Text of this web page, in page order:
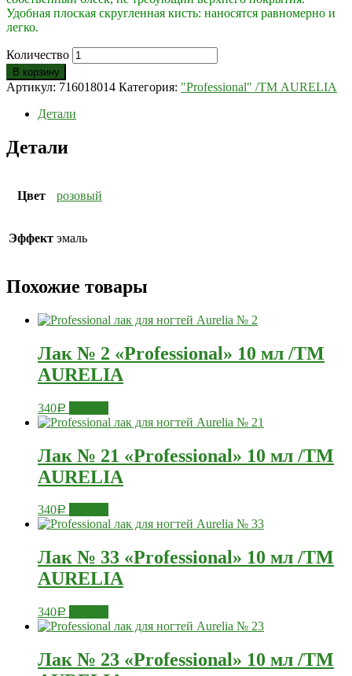
Удобная плоская скругленная кисть: наносятся равномерно и
легко.
Количество
В корзину
Артикул: 716018014 Категория: "Professional" /ТМ AURELIA
Детали
Детали
Цвет розовый
Эффект эмаль
Похожие товары
Лак № 2 «Professional» 10 мл /ТМ
AURELIA
340Р
Лак № 21 «Professional» 10 мл /ТМ
AURELIA
340Р
Лак № 33 «Professional» 10 мл /ТМ
AURELIA
340Р
Лак № 23 «Professional» 10 мл /ТМ